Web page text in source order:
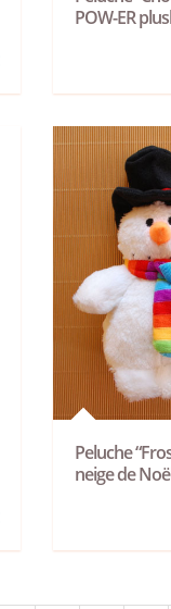
POW-ER
Peluche
neige de